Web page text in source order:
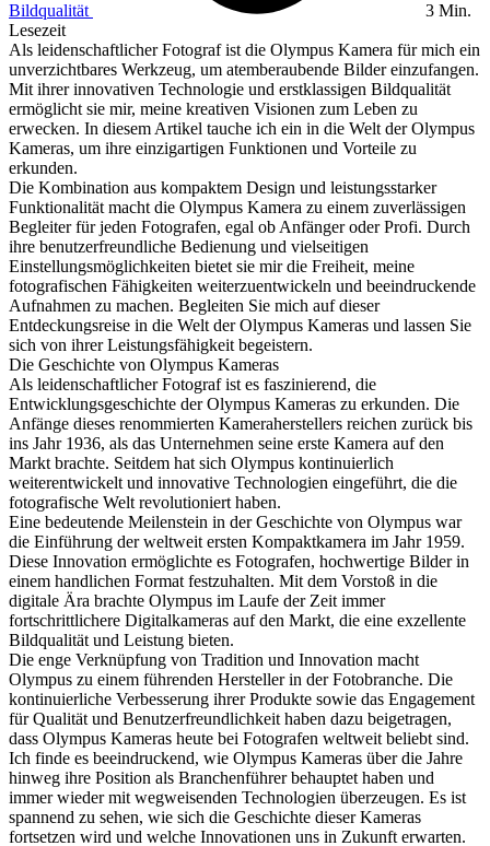
Bildqualität
3 Min.
Lesezeit
Als leidenschaftlicher Fotograf ist die Olympus Kamera für mich ein
unverzichtbares Werkzeug, um atemberaubende Bilder einzufangen.
Mit ihrer innovativen Technologie und erstklassigen Bildqualität
ermöglicht sie mir, meine kreativen Visionen zum Leben zu
erwecken. In diesem Artikel tauche ich ein in die Welt der Olympus
Kameras, um ihre einzigartigen Funktionen und Vorteile zu
erkunden.
Die Kombination aus kompaktem Design und leistungsstarker
Funktionalität macht die Olympus Kamera zu einem zuverlässigen
Begleiter für jeden Fotografen, egal ob Anfänger oder Profi. Durch
ihre benutzerfreundliche Bedienung und vielseitigen
Einstellungsmöglichkeiten bietet sie mir die Freiheit, meine
fotografischen Fähigkeiten weiterzuentwickeln und beeindruckende
Aufnahmen zu machen. Begleiten Sie mich auf dieser
Entdeckungsreise in die Welt der Olympus Kameras und lassen Sie
sich von ihrer Leistungsfähigkeit begeistern.
Die Geschichte von Olympus Kameras
Als leidenschaftlicher Fotograf ist es faszinierend, die
Entwicklungsgeschichte der Olympus Kameras zu erkunden. Die
Anfänge dieses renommierten Kameraherstellers reichen zurück bis
ins Jahr 1936, als das Unternehmen seine erste Kamera auf den
Markt brachte. Seitdem hat sich Olympus kontinuierlich
weiterentwickelt und innovative Technologien eingeführt, die die
fotografische Welt revolutioniert haben.
Eine bedeutende Meilenstein in der Geschichte von Olympus war
die Einführung der weltweit ersten Kompaktkamera im Jahr 1959.
Diese Innovation ermöglichte es Fotografen, hochwertige Bilder in
einem handlichen Format festzuhalten. Mit dem Vorstoß in die
digitale Ära brachte Olympus im Laufe der Zeit immer
fortschrittlichere Digitalkameras auf den Markt, die eine exzellente
Bildqualität und Leistung bieten.
Die enge Verknüpfung von Tradition und Innovation macht
Olympus zu einem führenden Hersteller in der Fotobranche. Die
kontinuierliche Verbesserung ihrer Produkte sowie das Engagement
für Qualität und Benutzerfreundlichkeit haben dazu beigetragen,
dass Olympus Kameras heute bei Fotografen weltweit beliebt sind.
Ich finde es beeindruckend, wie Olympus Kameras über die Jahre
hinweg ihre Position als Branchenführer behauptet haben und
immer wieder mit wegweisenden Technologien überzeugen. Es ist
spannend zu sehen, wie sich die Geschichte dieser Kameras
fortsetzen wird und welche Innovationen uns in Zukunft erwarten.